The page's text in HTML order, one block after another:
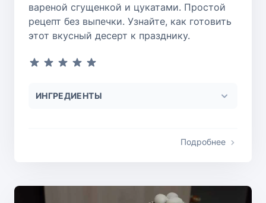
вареной сгущенкой и цукатами. Простой
рецепт без выпечки. Узнайте, как готовить
этот вкусный десерт к празднику.
ИНГРЕДИЕНТЫ
Подробнее